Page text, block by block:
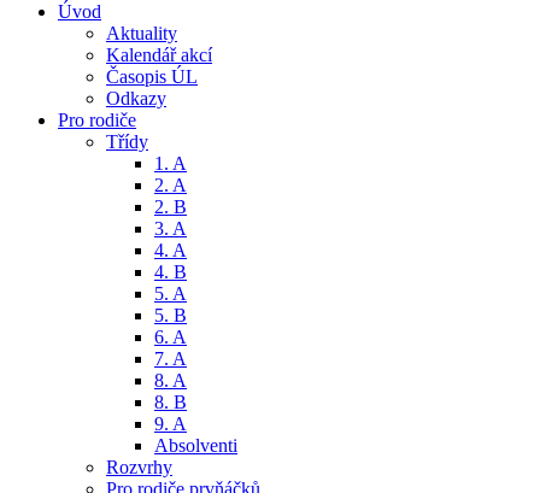
Úvod
Aktuality
Kalendář akcí
Časopis ÚL
Odkazy
Pro rodiče
Třídy
1. A
2. A
2. B
3. A
4. A
4. B
5. A
5. B
6. A
7. A
8. A
8. B
9. A
Absolventi
Rozvrhy
Pro rodiče prvňáčků